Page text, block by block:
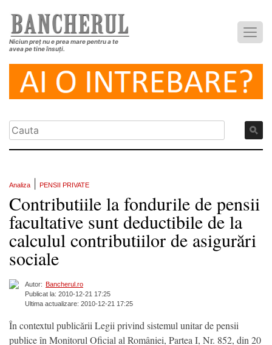
Niciun preț nu e prea mare pentru a te
avea pe tine însuți.
Analiza PENSII PRIVATE
Contributiile la fondurile de pensii
facultative sunt deductibile de la
calculul contributiilor de asigurări
sociale
Autor: Bancherul.ro
Publicat la: 2010-12-21 17:25
Ultima actualizare: 2010-12-21 17:25
În contextul publicării Legii privind sistemul unitar de pensii
publice în Monitorul Oficial al României, Partea I, Nr. 852, din 20